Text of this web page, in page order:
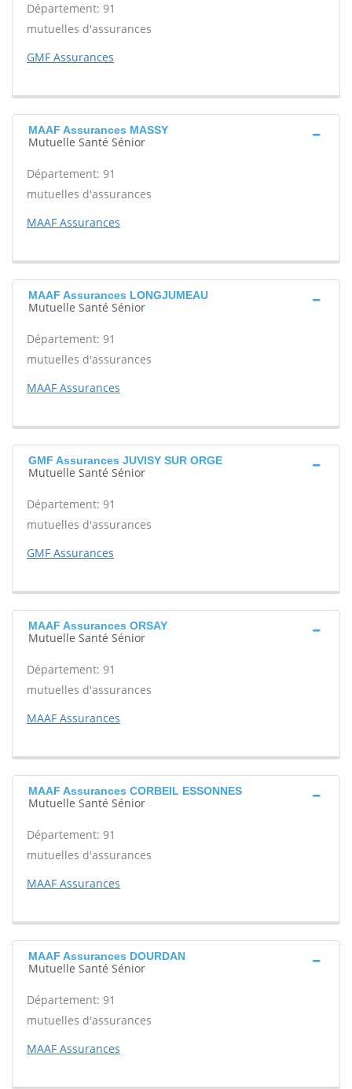
Département: 91
mutuelles d'assurances
GMF Assurances
MAAF Assurances MASSY
Mutuelle Santé Sénior
Département: 91
mutuelles d'assurances
MAAF Assurances
MAAF Assurances LONGJUMEAU
Mutuelle Santé Sénior
Département: 91
mutuelles d'assurances
MAAF Assurances
GMF Assurances JUVISY SUR ORGE
Mutuelle Santé Sénior
Département: 91
mutuelles d'assurances
GMF Assurances
MAAF Assurances ORSAY
Mutuelle Santé Sénior
Département: 91
mutuelles d'assurances
MAAF Assurances
MAAF Assurances CORBEIL ESSONNES
Mutuelle Santé Sénior
Département: 91
mutuelles d'assurances
MAAF Assurances
MAAF Assurances DOURDAN
Mutuelle Santé Sénior
Département: 91
mutuelles d'assurances
MAAF Assurances